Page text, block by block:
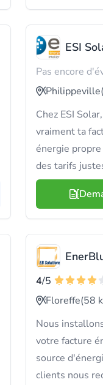
ESI
Pas encore
Philippeville
Chez ESI
vraiment ta
énergie
des tarifs
4/5
Floreffe(58
Nous
votre facture
source
clients nous